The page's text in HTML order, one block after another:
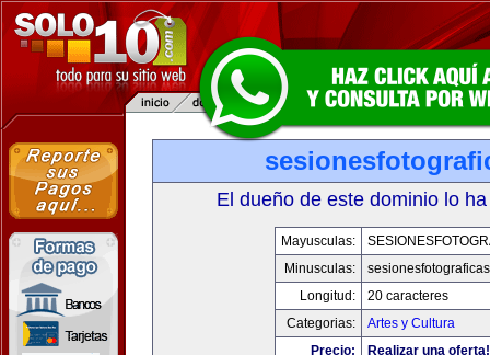
El dueño de este dominio lo
Mayusculas:
Minusculas:
Longitud:
20 caracteres
Categorias:
Artes y Cultura
Precio:
Realizar una oferta!